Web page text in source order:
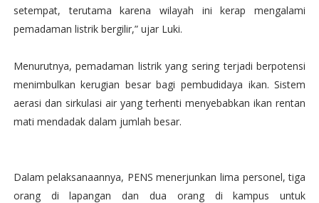
setempat, terutama karena wilayah ini kerap mengalami
pemadaman listrik bergilir,” ujar Luki.
Menurutnya, pemadaman listrik yang sering terjadi berpotensi
menimbulkan kerugian besar bagi pembudidaya ikan. Sistem
aerasi dan sirkulasi air yang terhenti menyebabkan ikan rentan
mati mendadak dalam jumlah besar.
Dalam pelaksanaannya, PENS menerjunkan lima personel, tiga
orang di lapangan dan dua orang di kampus untuk